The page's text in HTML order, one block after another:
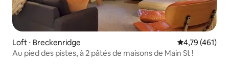
Loft ⋅ Breckenridge Évaluation
4,79 (461)
Au pied des pistes, à 2 pâtés de maisons de Main St !